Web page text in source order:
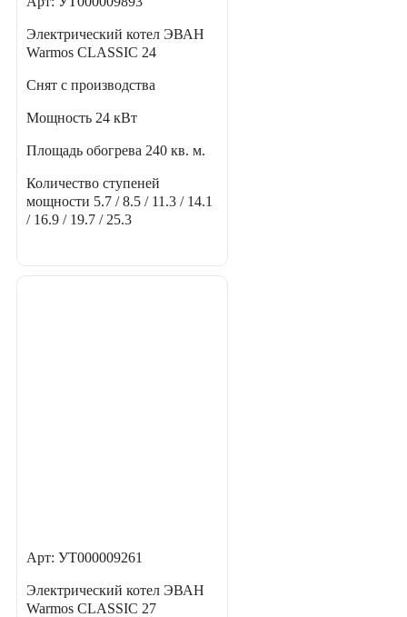
Электрический котел ЭВАН
Warmos CLASSIC 24
Снят с производства
Мощность 24 кВт
Площадь обогрева 240 кв. м.
Количество ступеней
мощности 5.7 / 8.5 / 11.3 / 14.1
/ 16.9 / 19.7 / 25.3
Арт: УТ000009261
Электрический котел ЭВАН
Warmos CLASSIC 27